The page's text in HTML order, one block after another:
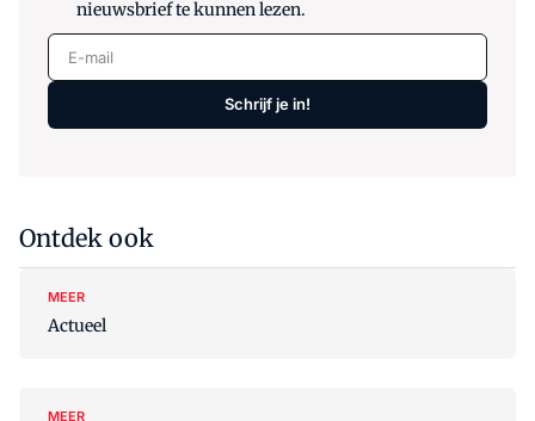
nieuwsbrief te kunnen lezen.
E-mail
Schrijf je in!
Ontdek ook
MEER
Actueel
MEER